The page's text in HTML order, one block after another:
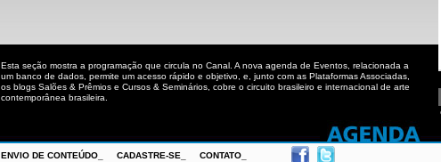
Esta seção mostra a programação que circula no Canal. A nova agenda de Eventos, relacionada a
um banco de dados, permite um acesso rápido e objetivo, e, junto com as Plataformas Associadas,
os blogs Salões & Prêmios e Cursos & Seminários, cobre o circuito brasileiro e internacional de arte
contemporânea brasileira.
ENVIO DE CONTEÚDO_ CADASTRE-SE_ CONTATO_